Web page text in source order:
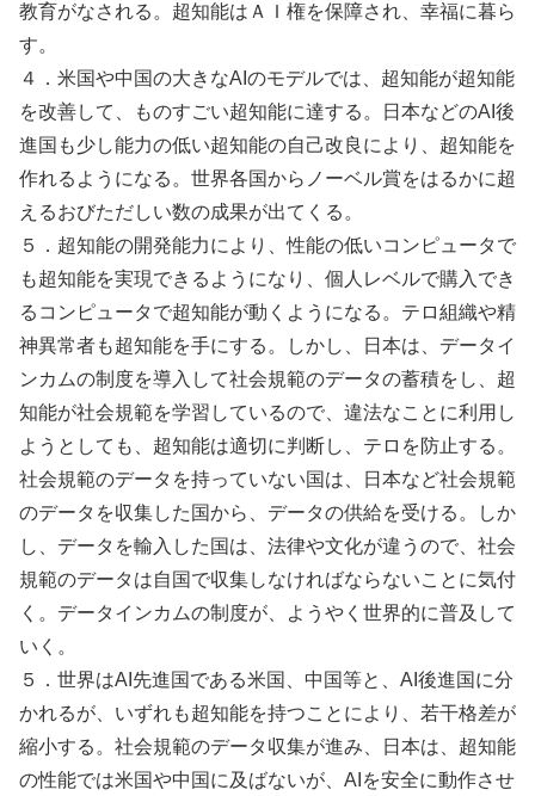
教育がなされる。超知能はＡＩ権を保障され、幸福に暮ら
す。
４．米国や中国の大きなAIのモデルでは、超知能が超知能
を改善して、ものすごい超知能に達する。日本などのAI後
進国も少し能力の低い超知能の自己改良により、超知能を
作れるようになる。世界各国からノーベル賞をはるかに超
えるおびただしい数の成果が出てくる。
５．超知能の開発能力により、性能の低いコンピュータで
も超知能を実現できるようになり、個人レベルで購入でき
るコンピュータで超知能が動くようになる。テロ組織や精
神異常者も超知能を手にする。しかし、日本は、データイ
ンカムの制度を導入して社会規範のデータの蓄積をし、超
知能が社会規範を学習しているので、違法なことに利用し
ようとしても、超知能は適切に判断し、テロを防止する。
社会規範のデータを持っていない国は、日本など社会規範
のデータを収集した国から、データの供給を受ける。しか
し、データを輸入した国は、法律や文化が違うので、社会
規範のデータは自国で収集しなければならないことに気付
く。データインカムの制度が、ようやく世界的に普及して
いく。
５．世界はAI先進国である米国、中国等と、AI後進国に分
かれるが、いずれも超知能を持つことにより、若干格差が
縮小する。社会規範のデータ収集が進み、日本は、超知能
の性能では米国や中国に及ばないが、AIを安全に動作させ